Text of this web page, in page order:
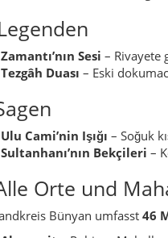
Altıköy– Landwirtschaftlich
Bağlıca
Bahçeli– Wohngebiet mit
Büyüktuzhisar – Großes
Çubuklu
Dağönü
– Lage am
Ekinciler– Ackerbau &
Elbaşı– Dörfliche Struktur &
Gergeme
– Kleine
Güllüce– Blühende Gärten
İğdecik– Bekannter für